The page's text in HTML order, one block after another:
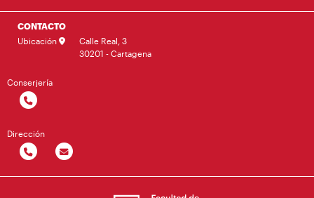
CONTACTO
Ubicación
Calle Real, 3
30201 - Cartagena
Conserjería
Dirección